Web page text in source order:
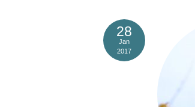
28
Jan
2017